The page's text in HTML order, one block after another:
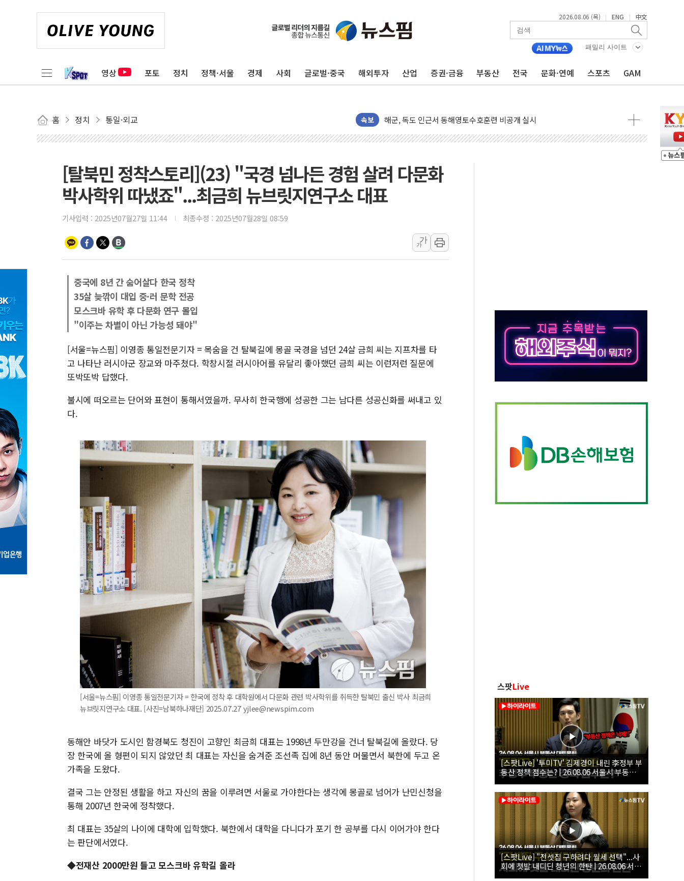
2026.08.06 (목) | ENG | 中文
패밀리 사이트
영상 포토 정치 정책·서울 경제 사회 글로벌·중국 해외투자 산업 증권·금융 부동산 전국 문화·연예 스포츠 GAM
홈 정치 통일·외교 속보
[뉴스핌 뉴스레터 Today ANDA] 8월 6일
여권 내부서도 제기되는 레버리지 책임론…정청래·조국, 김민석·靑에 공세
[단독] "입주민 갑질 아니다"…원주 A아파트 '입주민 3인방' 정면 반박
뉴인텍, 하반기 '전력용 커패시터' 사업 확대
듀오백 정관영 대표, 자사주 추가 매입
BGF리테일, 2분기 영업익 849억원…전년 比 22.3%↑
진원생명과학, '코로나19 DNA 백신 플랫폼' 美 특허 확보
경북도·대구시 '2차 공공기관 이전' 대응 '맞손'
CJ프레시웨이, 2분기 영업익 14.2% 감소…"온라인 사업으로 성장"
초박빙 경선에 친명계 '추가 투표' 요구...친청계 응집력 '희석' 전략 통할까
구리시 입주업종 확대…'현대 테라타워 구리갈매' 공급
KCC, 실적은 주춤했지만…'매출 절반' 실리콘 반등에 하반기 기대
[탈북민 정착스토리](23) "국경 넘나든 경험 살려 다문화
박사학위 따냈죠"...최금희 뉴브릿지연구소 대표
기사입력 : 2025년07월27일 11:44 최종수정 : 2025년07월28일 08:59
가
가
중국에 8년 간 숨어살다 한국 정착
35살 늦깎이 대입 중·러 문학 전공
모스크바 유학 후 다문화 연구 몰입
"이주는 차별이 아닌 가능성 돼야"
[서울=뉴스핌] 이영종 통일전문기자 = 목숨을 건 탈북길에 몽골 국경을 넘던 24살 금희 씨는 지프차를 타
고 나타난 러시아군 장교와 마주쳤다. 학창시절 러시아어를 유달리 좋아했던 금희 씨는 이런저런 질문에
또박또박 답했다.
불시에 떠오르는 단어와 표현이 통해서였을까. 무사히 한국행에 성공한 그는 남다른 성공신화를 써내고 있
다.
[서울=뉴스핌] 이영종 통일전문기자 = 한국에 정착 후 대학원에서 다문화 관련 박사학위를 취득한 탈북민 출신 박사 최금희
뉴브릿지연구소 대표. [사진=남북하나재단] 2025.07.27 yjlee@newspim.com
동해안 바닷가 도시인 함경북도 청진이 고향인 최금희 대표는 1998년 두만강을 건너 탈북길에 올랐다. 당
장 한국에 올 형편이 되지 않았던 최 대표는 자신을 숨겨준 조선족 집에 8년 동안 머물면서 북한에 두고 온
가족을 도왔다.
결국 그는 안정된 생활을 하고 자신의 꿈을 이루려면 서울로 가야한다는 생각에 몽골로 넘어가 난민신청을
통해 2007년 한국에 정착했다.
최 대표는 35살의 나이에 대학에 입학했다. 북한에서 대학을 다니다가 포기 한 공부를 다시 이어가야 한다
는 판단에서였다.
◆전재산 2000만원 들고 모스크바 유학길 올라
스팟Live
[스팟Live] '투미TV' 김제경이 내린 李정부 부
동산 정책 점수는? | 26.08.06 서울시 부동산
대토론회
[스팟Live] "전셋집 구하려다 월세 선택"...사
회에 첫발 내디딘 청년의 한탄 | 26.08.06 서울
시 부동산 대토론회